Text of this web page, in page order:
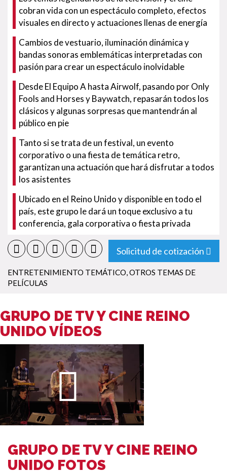
cobran vida con un espectáculo completo, efectos
visuales en directo y actuaciones llenas de energía
Cambios de vestuario, iluminación dinámica y
bandas sonoras emblemáticas interpretadas con
pasión para crear un espectáculo inolvidable
Desde El Equipo A hasta Airwolf, pasando por Only
Fools and Horses y Baywatch, repasarán todos los
clásicos y algunas sorpresas que mantendrán al
público en pie
Tanto si se trata de un festival, un evento
corporativo o una fiesta de temática retro,
garantizan una actuación que hará disfrutar a todos
los asistentes
Ubicado en el Reino Unido y disponible en todo el
país, este grupo le dará un toque exclusivo a tu
conferencia, gala corporativa o fiesta privada
Solicitud de cotización
ENTRETENIMIENTO TEMÁTICO,OTROS TEMAS DE
PELÍCULAS
GRUPO DE TV Y CINE REINO
UNIDO VÍDEOS
GRUPO DE TV Y CINE REINO
UNIDO FOTOS